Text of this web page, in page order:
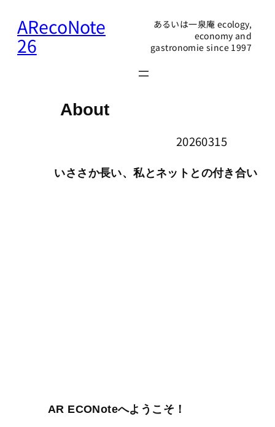
ARecoNote
26
あるいは一泉庵 ecology,
economy and
gastronomie since 1997
About
20260315
いささか長い、私とネットとの付き合い
AR ECONoteへようこそ ！